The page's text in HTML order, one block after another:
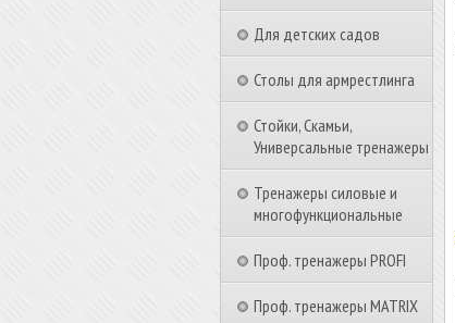
Для детских садов
Столы для армрестлинга
Стойки, Скамьи,
Универсальные тренажеры
Тренажеры силовые и
многофункциональные
Проф. тренажеры PROFI
Проф. тренажеры MATRIX